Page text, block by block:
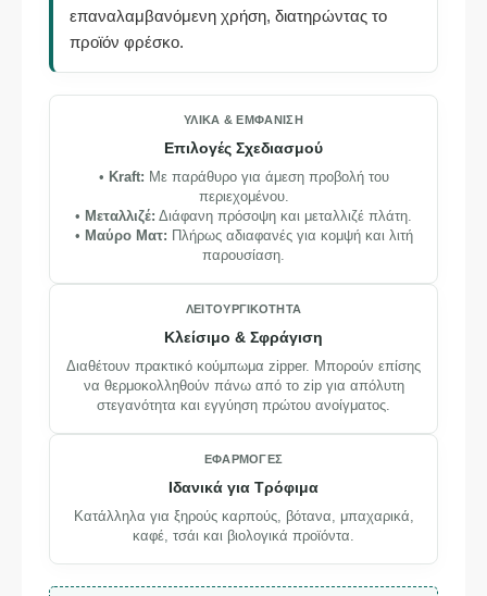
επαναλαμβανόμενη χρήση, διατηρώντας το
προϊόν φρέσκο.
ΥΛΙΚΆ & ΕΜΦΆΝΙΣΗ
Επιλογές Σχεδιασμού
• Kraft: Με παράθυρο για άμεση προβολή του
περιεχομένου.
• Μεταλλιζέ: Διάφανη πρόσοψη και μεταλλιζέ πλάτη.
• Μαύρο Ματ: Πλήρως αδιαφανές για κομψή και λιτή
παρουσίαση.
ΛΕΙΤΟΥΡΓΙΚΌΤΗΤΑ
Κλείσιμο & Σφράγιση
Διαθέτουν πρακτικό κούμπωμα zipper. Μπορούν επίσης
να θερμοκολληθούν πάνω από το zip για απόλυτη
στεγανότητα και εγγύηση πρώτου ανοίγματος.
ΕΦΑΡΜΟΓΈΣ
Ιδανικά για Τρόφιμα
Κατάλληλα για ξηρούς καρπούς, βότανα, μπαχαρικά,
καφέ, τσάι και βιολογικά προϊόντα.